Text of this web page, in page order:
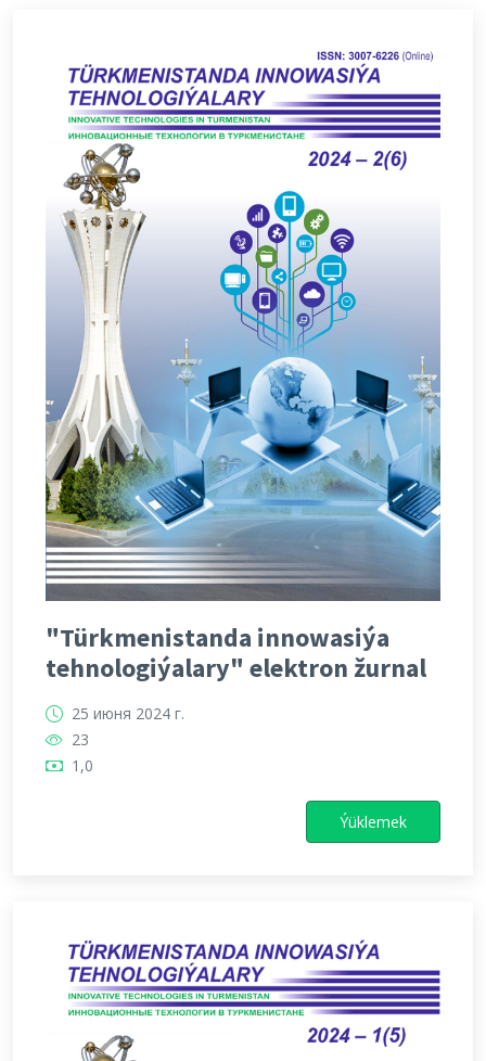
"Türkmenistanda innowasiýa
tehnologiýalary" elektron žurnal
25 июня 2024 г.
23
1,0
Ýüklemek